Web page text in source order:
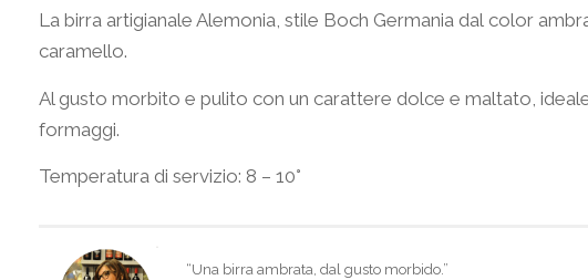
prezzo:
a
La birra artigianale Alemonia, stile Boch Germania dal color
caramello.
Al gusto morbito e pulito con un carattere dolce e maltato,
formaggi.
Temperatura di servizio: 8 – 10°
“Una birra ambrata, dal gusto morbido.”